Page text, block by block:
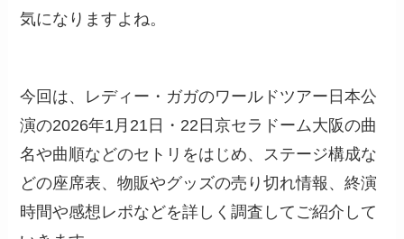
気になりますよね。
今回は、レディー・ガガのワールドツアー日本公
演の2026年1月21日・22日京セラドーム大阪の曲
名や曲順などのセトリをはじめ、ステージ構成な
どの座席表、物販やグッズの売り切れ情報、終演
時間や感想レポなどを詳しく調査してご紹介して